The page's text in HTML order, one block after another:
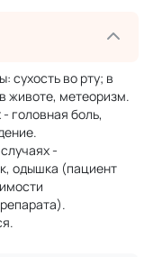
сухость во рту; в
животе, метеоризм.
головная боль,
-
одышка (пациент